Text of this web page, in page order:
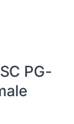
PG-